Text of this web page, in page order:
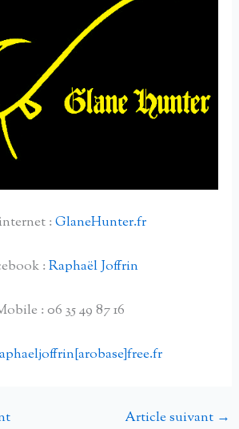
:GlaneHunter.fr
:Raphaël Joffrin
: 06 35 49 87 16
Article suivant →